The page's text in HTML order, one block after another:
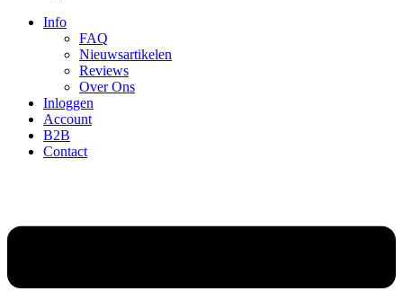
Info
FAQ
Nieuwsartikelen
Reviews
Over Ons
Inloggen
Account
B2B
Contact